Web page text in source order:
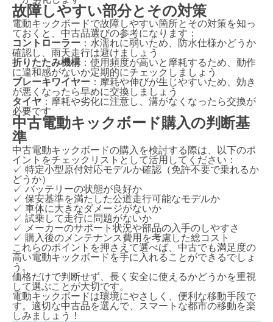
故障しやすい部分とその対策
電動キックボードで故障しやすい箇所とその対策を知っ
ておくと、中古品選びの参考になります：
コントローラー ：水濡れに弱いため、防水仕様かどうか
確認し、雨天走行は避けましょう
折りたたみ機構 ：使用頻度が高いと摩耗するため、動作
に違和感がないか定期的にチェックしましょう
ブレーキワイヤー ：摩耗や伸びが生じやすいため、効き
が悪くなったら早めに交換しましょう
タイヤ ：摩耗や劣化に注意し、溝がなくなったら交換が
必要です
中古電動キックボード購入の判断基
準
中古電動キックボードの購入を検討する際は、以下のポ
イントをチェックリストとして活用してください：
✓ 特定小型原付対応モデルか確認（免許不要で乗れるか
どうか）
✓ バッテリーの状態が良好か
✓ 保安基準を満たした公道走行可能なモデルか
✓ 車体に大きなダメージがないか
✓ 試乗して走行に問題がないか
✓ メーカーのサポート状況や部品の入手のしやすさ
✓ 購入後のメンテナンス費用を考慮した総コスト
これらのポイントを押さえて選べば、中古でも満足度の
高い電動キックボードを手に入れることができるでしょ
う。
価格だけで判断せず、長く安全に使えるかどうかを重視
して選ぶことが大切です。
電動キックボードは環境にやさしく、便利な移動手段で
す。適切な中古品を選んで、スマートな都市の移動を楽
しみましょう！